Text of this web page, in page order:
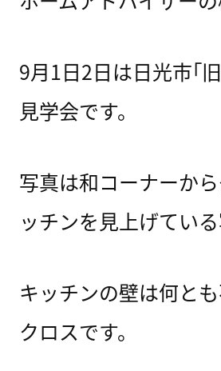
9月1日2日は日光市｢
見学会です。
写真は和コーナーか
ッチンを見上げている
キッチンの壁は何と
クロスです。